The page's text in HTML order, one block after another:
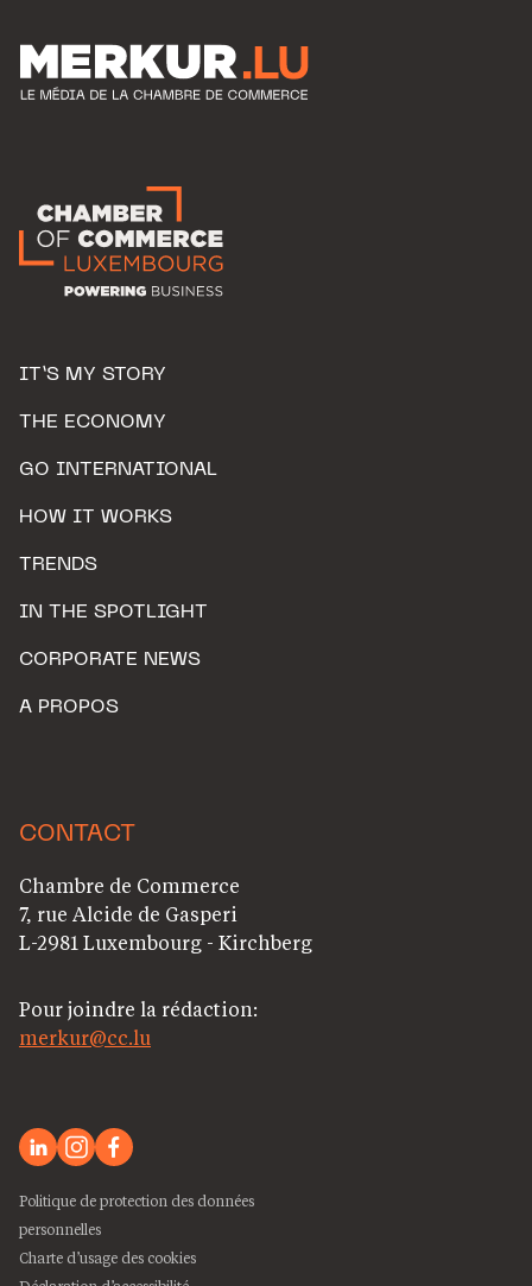
IT’S MY STORY
THE ECONOMY
GO INTERNATIONAL
HOW IT WORKS
TRENDS
IN THE SPOTLIGHT
CORPORATE NEWS
A PROPOS
CONTACT
Chambre de Commerce
7, rue Alcide de Gasperi
L-2981 Luxembourg - Kirchberg
Pour joindre la rédaction:
merkur@cc.lu
Politique de protection des données
personnelles
Charte d’usage des cookies